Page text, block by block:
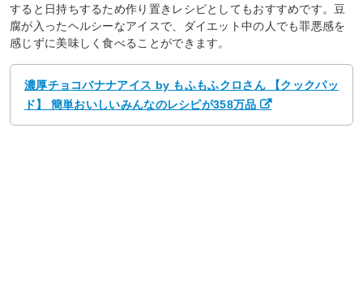
すると日持ちするため作り置きレシピとしてもおすすめです。豆
腐が入ったヘルシーなアイスで、ダイエット中の人でも罪悪感を
感じずに美味しく食べることができます。
濃厚チョコバナナアイス by もふもふクロさん 【クックパッ
ド】 簡単おいしいみんなのレシピが358万品